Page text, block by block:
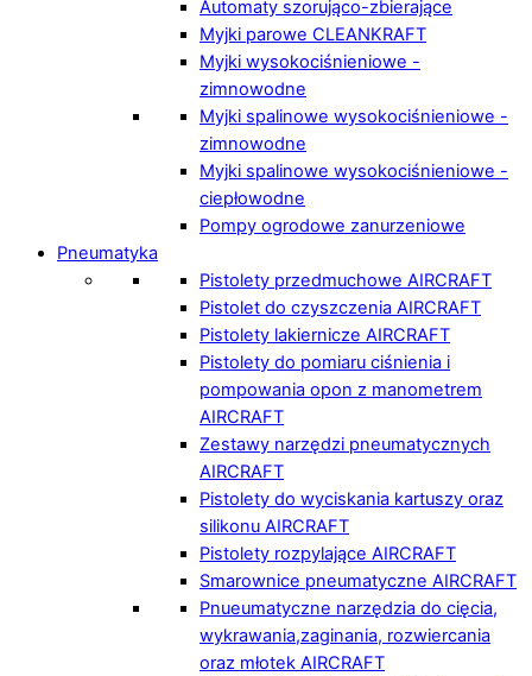
Automaty szorująco-zbierające
Myjki parowe CLEANKRAFT
Myjki wysokociśnieniowe -
zimnowodne
Myjki spalinowe wysokociśnieniowe -
zimnowodne
Myjki spalinowe wysokociśnieniowe -
ciepłowodne
Pompy ogrodowe zanurzeniowe
Pneumatyka
Pistolety przedmuchowe AIRCRAFT
Pistolet do czyszczenia AIRCRAFT
Pistolety lakiernicze AIRCRAFT
Pistolety do pomiaru ciśnienia i
pompowania opon z manometrem
AIRCRAFT
Zestawy narzędzi pneumatycznych
AIRCRAFT
Pistolety do wyciskania kartuszy oraz
silikonu AIRCRAFT
Pistolety rozpylające AIRCRAFT
Smarownice pneumatyczne AIRCRAFT
Pnueumatyczne narzędzia do cięcia,
wykrawania,zaginania, rozwiercania
oraz młotek AIRCRAFT